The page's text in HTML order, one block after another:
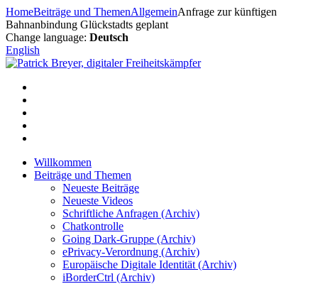
Zum
Inhalt
springen
HomeBeiträge und ThemenAllgemeinAnfrage zur künftigen
Bahnanbindung Glückstadts geplant
Change language: Deutsch
English
Willkommen
Beiträge und Themen
Neueste Beiträge
Neueste Videos
Schriftliche Anfragen (Archiv)
Chatkontrolle
Going Dark-Gruppe (Archiv)
ePrivacy-Verordnung (Archiv)
Europäische Digitale Identität (Archiv)
iBorderCtrl (Archiv)